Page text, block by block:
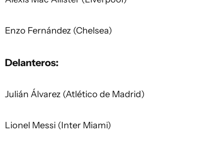
Enzo Fernández (Chelsea)
Delanteros:
Julián Álvarez (Atlético de Madrid)
Lionel Messi (Inter Miami)